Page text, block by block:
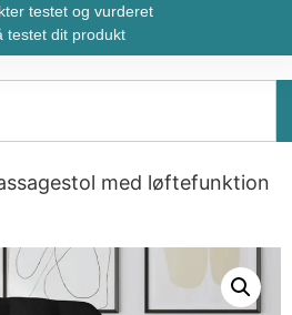
testet og vurderet
testet dit produkt
med løftefunktion